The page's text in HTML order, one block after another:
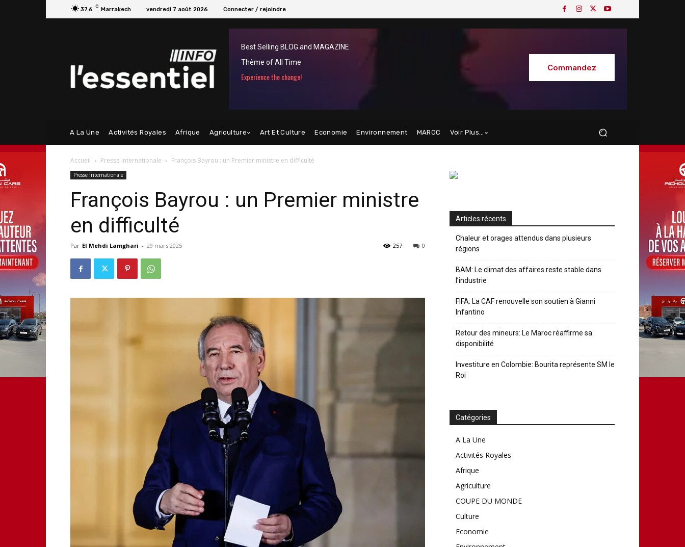
37.6 C Marrakech vendredi 7 août 2026 Connecter / rejoindre
Best Selling BLOG and MAGAZINE
Thème of All Time
Experience the change!
Commandez
A La Une Activités Royales Afrique Agriculture Art Et Culture Economie Environnement MAROC Voir Plus…
Accueil Presse Internationale François Bayrou : un Premier ministre en difficulté
Presse Internationale
François Bayrou : un Premier ministre
en difficulté
Par El Mehdi Lamghari - 29 mars 2025 0
257
Articles récents
Chaleur et orages attendus dans plusieurs
régions
BAM: Le climat des affaires reste stable dans
l’industrie
FIFA: La CAF renouvelle son soutien à Gianni
Infantino
Retour des mineurs: Le Maroc réaffirme sa
disponibilité
Investiture en Colombie: Bourita représente SM le
Roi
Catégories
A La Une
Activités Royales
Afrique
Agriculture
COUPE DU MONDE
Culture
Economie